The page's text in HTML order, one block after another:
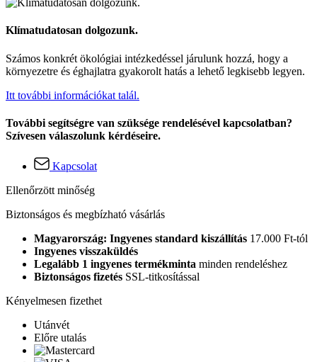
Klímatudatosan dolgozunk.
Számos konkrét ökológiai intézkedéssel járulunk hozzá, hogy a
környezetre és éghajlatra gyakorolt hatás a lehető legkisebb legyen.
Itt további információkat talál.
További segítségre van szüksége rendelésével kapcsolatban?
Szívesen válaszolunk kérdéseire.
Kapcsolat
Ellenőrzött minőség
Biztonságos és megbízható vásárlás
Magyarország: Ingyenes standard kiszállítás 17.000 Ft-tól
Ingyenes visszaküldés
Legalább 1 ingyenes termékminta minden rendeléshez
Biztonságos fizetés SSL-titkosítással
Kényelmesen fizethet
Utánvét
Előre utalás